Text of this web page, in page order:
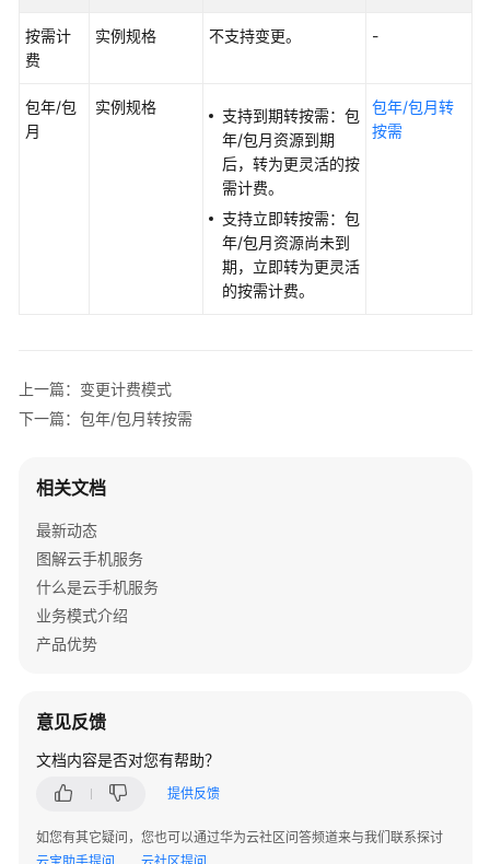
明
费
项
样
变
更
计
费
模
变
更
费
式
按需计
费
实例规格 不支持变更。 -
包年/包
月
实例规格
支持到期转按需：包
年/包月资源到期
后，转为更灵活的按
需计费。
支持立即转按需：包
年/包月资源尚未到
期，立即转为更灵活
的按需计费。
包年/包月转
按需
上一篇：变更计费模式
下一篇：包年/包月转按需
相关文档
最新动态
图解云手机服务
什么是云手机服务
业务模式介绍
产品优势
意见反馈
文档内容是否对您有帮助？
提供反馈
如您有其它疑问，您也可以通过华为云社区问答频道来与我们联系探讨